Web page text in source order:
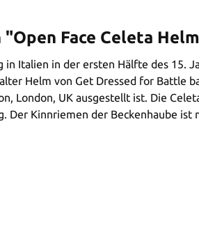
Face Celeta
in Italien in der ersten Hälfte des 15.
Helm von Get Dressed for Battle
London, UK ausgestellt ist. Die
Der Kinnriemen der Beckenhaube